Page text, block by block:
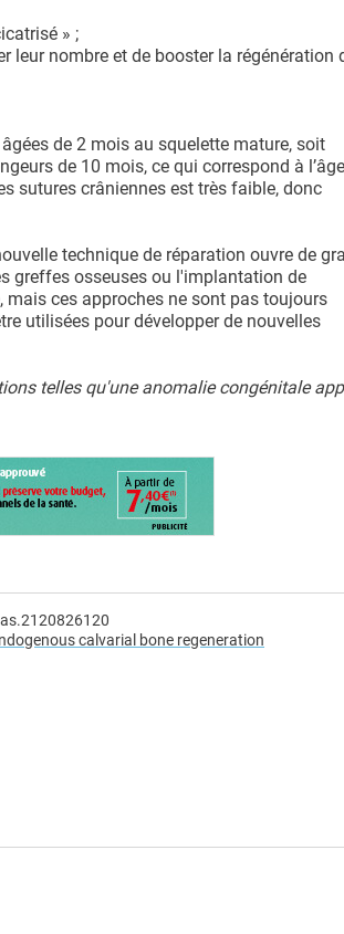
» ;
leur nombre et de booster la régénération
de 2 mois au squelette mature, soit
de 10 mois, ce qui correspond à
sutures crâniennes est très faible, donc
technique de réparation ouvre de
greffes osseuses ou l'implantation de
ces approches ne sont pas toujours
utilisées pour développer de nouvelles
telles qu'une anomalie congénitale
calvarial bone regeneration